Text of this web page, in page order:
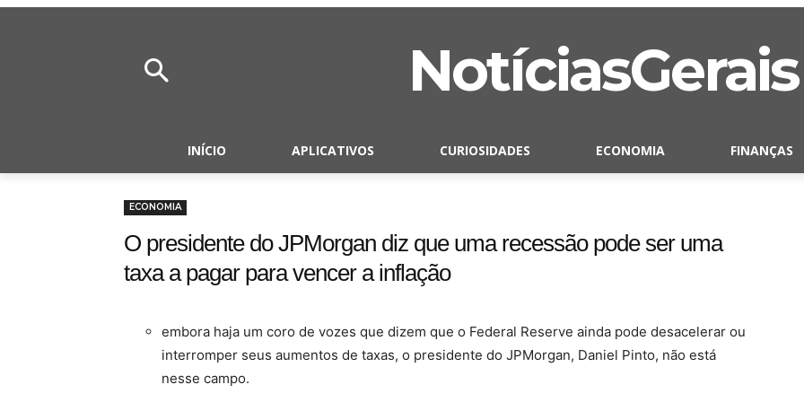
NotíciasGerais
INÍCIO APLICATIVOS CURIOSIDADES ECONOMIA FINANÇAS
ECONOMIA
O presidente do JPMorgan diz que uma recessão pode ser uma
taxa a pagar para vencer a inflação
embora haja um coro de vozes que dizem que o Federal Reserve ainda pode desacelerar ou
interromper seus aumentos de taxas, o presidente do JPMorgan, Daniel Pinto, não está
nesse campo.